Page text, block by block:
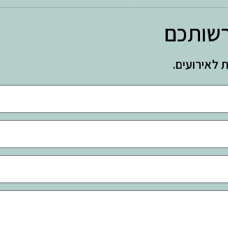
לאירועים.